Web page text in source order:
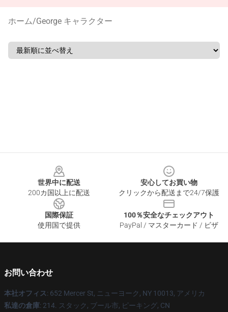
ホーム/George キャラクター
世界中に配送
200カ国以上に配送
安心してお買い物
クリックから配送まで24/7保護
国際保証
使用国で提供
100％安全なチェックアウト
PayPal / マスターカード / ビザ
お問い合わせ
本社オフィス: 652 Mercer St, ニューヨーク, NY 10013, アメリカ
私達の倉庫: 214. スタック, ブール市, ピーキング, CN